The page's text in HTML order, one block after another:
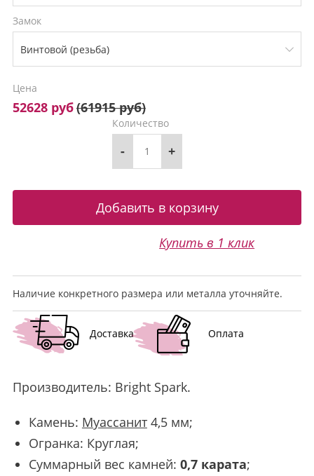
Замок
Цена
52628 руб(61915 руб)
Количество
- +
Купить в 1 клик
Наличие конкретного размера или металла уточняйте.
Доставка Оплата
Производитель: Bright Spark.
Камень: Муассанит4,5 мм;
Огранка: Круглая;
Суммарный вес камней: 0,7 карата;